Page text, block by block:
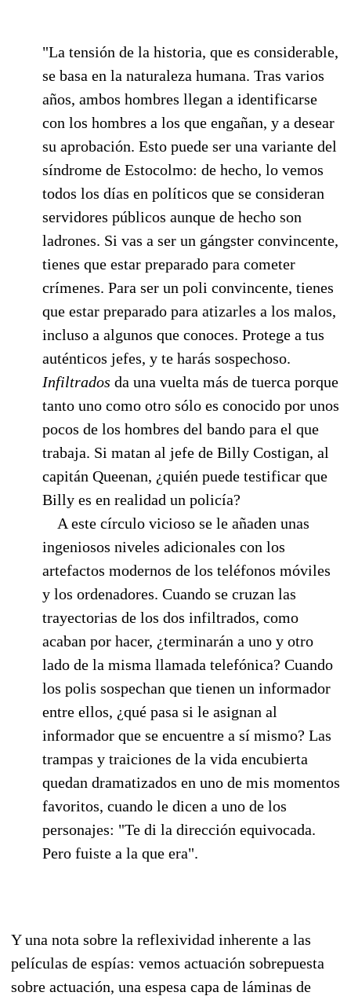
"La tensión de la historia, que es considerable,
se basa en la naturaleza humana. Tras varios
años, ambos hombres llegan a identificarse
con los hombres a los que engañan, y a desear
su aprobación. Esto puede ser una variante del
síndrome de Estocolmo: de hecho, lo vemos
todos los días en políticos que se consideran
servidores públicos aunque de hecho son
ladrones. Si vas a ser un gángster convincente,
tienes que estar preparado para cometer
crímenes. Para ser un poli convincente, tienes
que estar preparado para atizarles a los malos,
incluso a algunos que conoces. Protege a tus
auténticos jefes, y te harás sospechoso.
Infiltrados da una vuelta más de tuerca porque
tanto uno como otro sólo es conocido por unos
pocos de los hombres del bando para el que
trabaja. Si matan al jefe de Billy Costigan, al
capitán Queenan, ¿quién puede testificar que
Billy es en realidad un policía?
A este círculo vicioso se le añaden unas
ingeniosos niveles adicionales con los
artefactos modernos de los teléfonos móviles
y los ordenadores. Cuando se cruzan las
trayectorias de los dos infiltrados, como
acaban por hacer, ¿terminarán a uno y otro
lado de la misma llamada telefónica? Cuando
los polis sospechan que tienen un informador
entre ellos, ¿qué pasa si le asignan al
informador que se encuentre a sí mismo? Las
trampas y traiciones de la vida encubierta
quedan dramatizados en uno de mis momentos
favoritos, cuando le dicen a uno de los
personajes: "Te di la dirección equivocada.
Pero fuiste a la que era".
Y una nota sobre la reflexividad inherente a las
películas de espías: vemos actuación sobrepuesta
sobre actuación, una espesa capa de láminas de